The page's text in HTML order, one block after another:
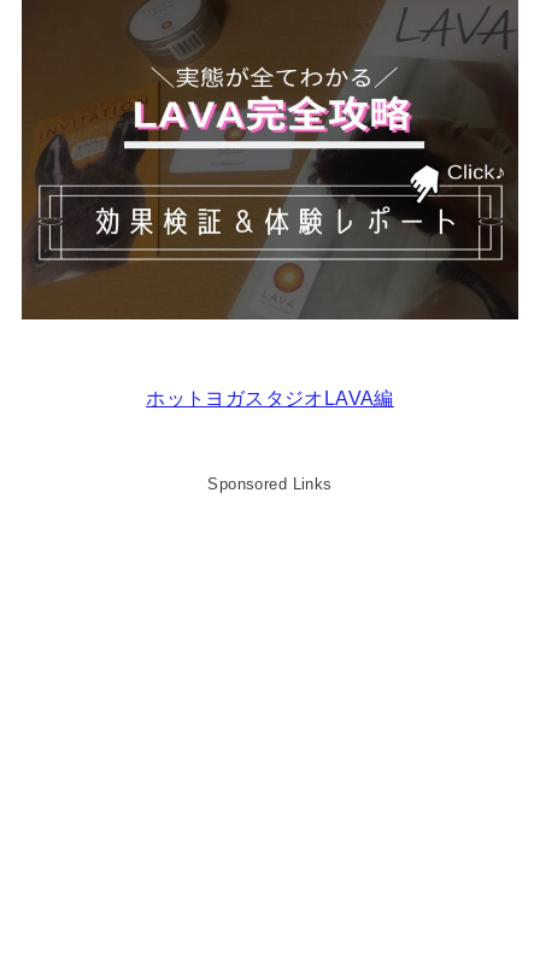
ホットヨガスタジオLAVA編
Sponsored Links